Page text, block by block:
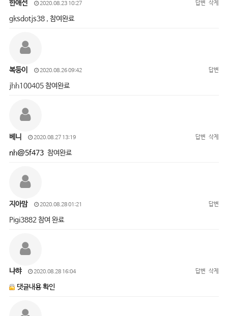
한애선 2020.08.23 10:27 답변 삭제
gksdotjs38 , 참여완료
복둥이 2020.08.26 09:42 답변
jhh100405 참여완료
베니 2020.08.27 13:19 답변 삭제
nh@5f473참여완료
지아맘 2020.08.28 01:21 답변
Pigi3882 참여 완료
냐햐 2020.08.28 16:04 답변 삭제
댓글내용 확인